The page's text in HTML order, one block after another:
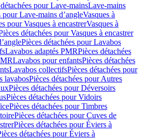
pour Lave-mainsLave-mains
pour Lave-mains d’angleVasques à
pour Vasques à encastrerVasques à
détachées pour Vasques à encastrer
Pièces détachées pour Lavabos
Lavabos adaptés PMRPièces détachées
Lavabos pour enfantsPièces détachées
Lavabos collectifsPièces détachées pour
lavabosPièces détachées pour Autres
Pièces détachées pour Déversoirs
Pièces détachées pour Vidoirs
Pièces détachées pour Timbres
Pièces détachées pour Cuves de
Pièces détachées pour Éviers à
détachées pour Éviers à